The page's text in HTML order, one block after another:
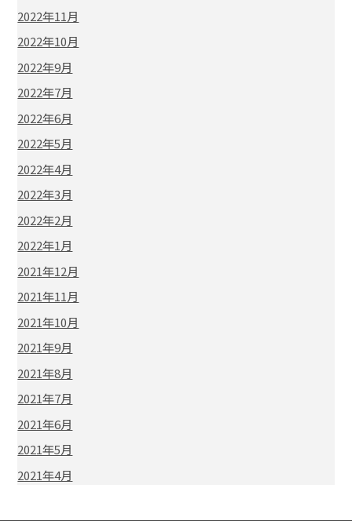
2022年11月
2022年10月
2022年9月
2022年7月
2022年6月
2022年5月
2022年4月
2022年3月
2022年2月
2022年1月
2021年12月
2021年11月
2021年10月
2021年9月
2021年8月
2021年7月
2021年6月
2021年5月
2021年4月